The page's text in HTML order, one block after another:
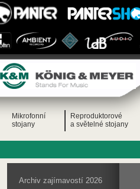
Archiv zajímavostí 2026
Mikrofonní
stojany
Reproduktorové
a světelné stojany